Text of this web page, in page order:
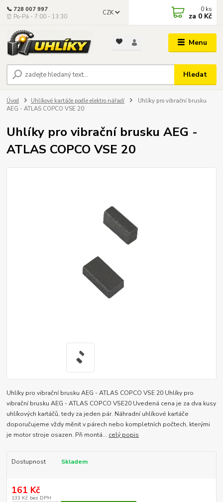
Menu
CZK
Hledat
📞 728 007 997
⏰ Po-Pá - 7:00 - 13:30
0 ks
za 0 Kč
Úvod Uhlíkové kartáče podle elektro nářadí
Uhlíky pro vibrační brusku
AEG - ATLAS COPCO VSE 20
Uhlíky pro vibrační brusku AEG -
ATLAS COPCO VSE 20
Uhlíky pro vibrační brusku AEG - ATLAS COPCO VSE 20 Uhlíky pro
vibrační brusku AEG - ATLAS COPCO VSE20 Uvedená cena je za dva kusy
uhlíkových kartáčů, tedy za jeden pár. Náhradní uhlíkové kartáče
doporučujeme vždy měnit v párech nebo kompletních počtech, kterými
je motor stroje osazen. Při montá... celý popis
Dostupnost Skladem
161 Kč
133 Kč bez DPH